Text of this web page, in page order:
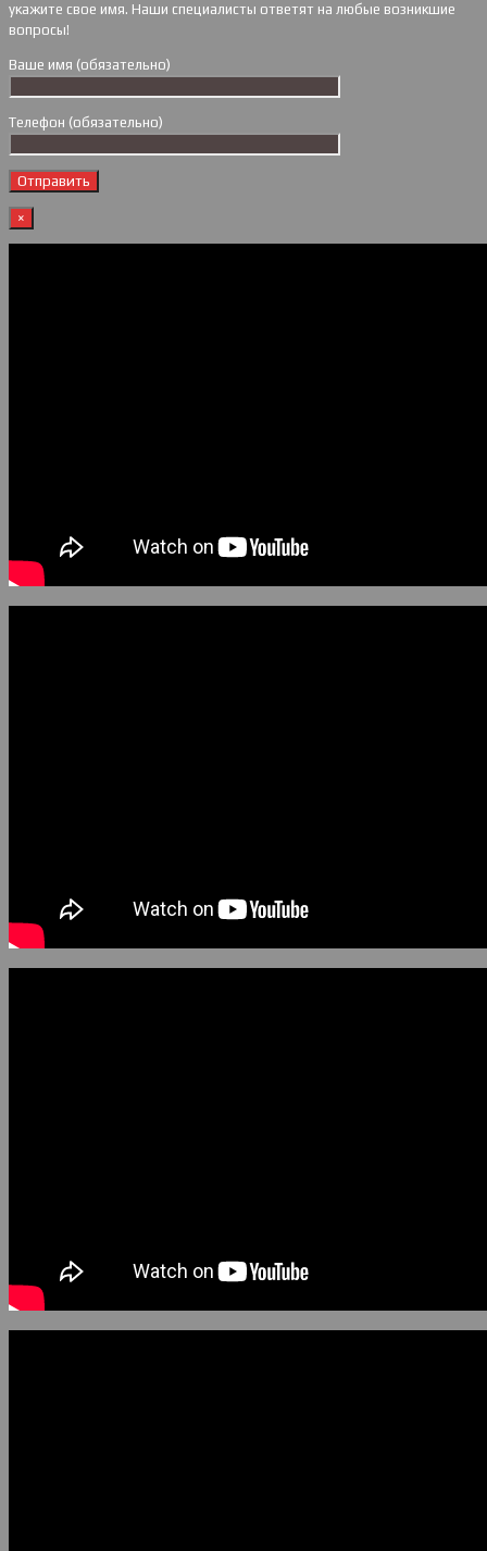
укажите свое имя. Наши специалисты ответят на любые возникшие
вопросы!
Ваше имя (обязательно)
Телефон (обязательно)
×